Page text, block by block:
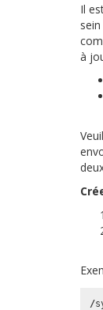
Il
à
/